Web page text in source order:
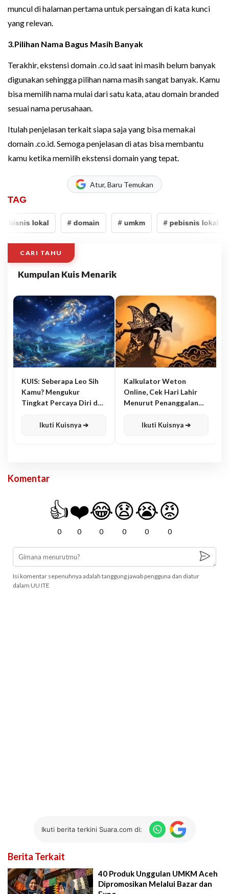
muncul di halaman pertama untuk persaingan di kata kunci
yang relevan.
3.Pilihan Nama Bagus Masih Banyak
Terakhir, ekstensi domain .co.id saat ini masih belum banyak
digunakan sehingga pilihan nama masih sangat banyak. Kamu
bisa memilih nama mulai dari satu kata, atau domain branded
sesuai nama perusahaan.
Itulah penjelasan terkait siapa saja yang bisa memakai
domain .co.id. Semoga penjelasan di atas bisa membantu
kamu ketika memilih ekstensi domain yang tepat.
Atur, Baru Temukan
TAG
lokal # domain # umkm # pebisnis lokal
CARI TAHU
Kumpulan Kuis Menarik
KUIS: Seberapa Leo Sih
Kamu? Mengukur
Tingkat Percaya Diri dan
Ikuti Kuisnya ➔
Kalkulator Weton
Online, Cek Hari Lahir
Menurut Penanggalan
Ikuti Kuisnya ➔
Komentar
👍
0
❤️
0
😂
0
😧
0
😭
0
😡
0
Isi komentar sepenuhnya adalah tanggung jawab pengguna dan diatur
dalam UU ITE
Ikuti berita terkini Suara.com di:
Berita Terkait
40 Produk Unggulan UMKM Aceh
Dipromosikan Melalui Bazar dan